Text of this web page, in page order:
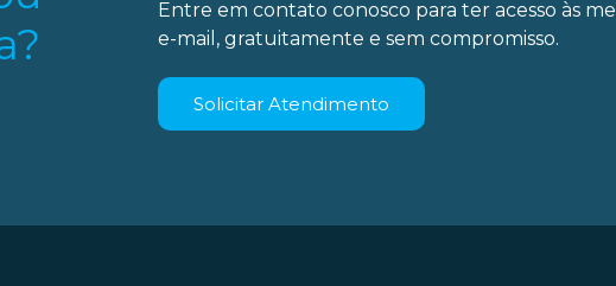
Entre em contato conosco para ter acesso às
e-mail, gratuitamente e sem compromisso.
Solicitar Atendimento